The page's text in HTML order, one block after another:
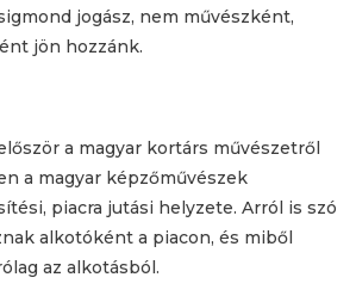
jogász, nem művészként,
jön hozzánk.
a magyar kortárs művészetről
a magyar képzőművészek
piacra jutási helyzete. Arról is szó
alkotóként a piacon, és miből
az alkotásból.